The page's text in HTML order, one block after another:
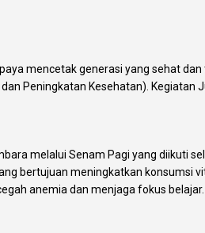
mencetak generasi yang sehat
dan Peningkatan Kesehatan).
melalui Senam Pagi yang diikuti
bertujuan meningkatkan konsumsi
anemia dan menjaga fokus belajar.